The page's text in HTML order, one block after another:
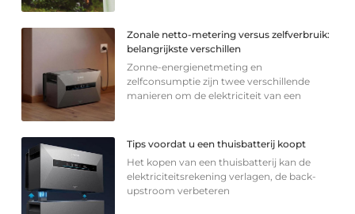
Zonale netto-metering versus zelfverbruik:
belangrijkste verschillen
Zonne-energienetmeting en
zelfconsumptie zijn twee verschillende
manieren om de elektriciteit van een
Tips voordat u een thuisbatterij koopt
Het kopen van een thuisbatterij kan de
elektriciteitsrekening verlagen, de back-
upstroom verbeteren